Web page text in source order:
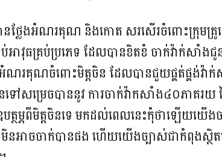
នថ្លែងអំណរគុណ និងកោត សរសើរចំពោះក្រុមគ្រូពេ
ប់អាវុធគ្រប់ប្រភេទ ដែលបានខិតខំ ចាក់វ៉ាក់សាំងជូ
អំណរគុណចំពោះមិត្តចិន ដែលបានជួយផ្គត់ផ្គង់វ៉ា
ទៅសម្រេចបាននូវ ការចាក់វ៉ាកសាំង៤០ភាគរយ
ត្ថម្ភពីមិត្តចិនទេ មកដល់ពេលនេះកុំថាឡើយយើ
នអាចចាក់បានផង ហើយយើងច្បាស់ជាកំពុងស្ថិតន